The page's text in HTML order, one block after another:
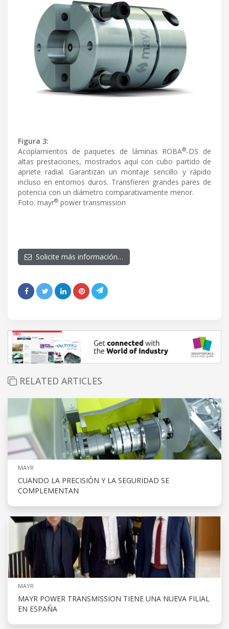
Figura 3:
Acoplamientos de paquetes de láminas ROBA®-DS de
altas prestaciones, mostrados aquí con cubo partido de
apriete radial. Garantizan un montaje sencillo y rápido
incluso en entornos duros. Transfieren grandes pares de
potencia con un diámetro comparativamente menor.
Foto: mayr® power transmission
Solicite más información…
RELATED ARTICLES
MAYR
CUANDO LA PRECISIÓN Y LA SEGURIDAD SE
COMPLEMENTAN
MAYR
MAYR POWER TRANSMISSION TIENE UNA NUEVA FILIAL
EN ESPAÑA